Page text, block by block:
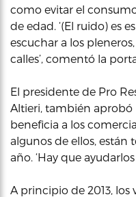
como evitar el
de edad. ‘(El ruido) es
escuchar a los
calles’, comentó la
El presidente de Pro
Altieri, también aprobó
beneficia a los
algunos de ellos,
año. ‘Hay que
A principio de 2013, los